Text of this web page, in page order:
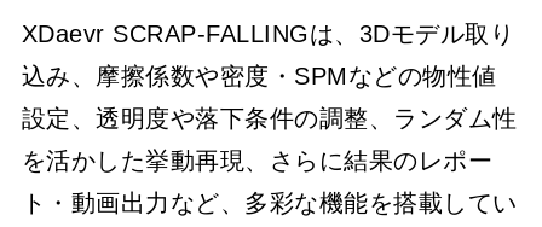
XDaevr SCRAP-FALLINGは、3Dモデル取り
込み、摩擦係数や密度・SPMなどの物性値
設定、透明度や落下条件の調整、ランダム性
を活かした挙動再現、さらに結果のレポー
ト・動画出力など、多彩な機能を搭載してい